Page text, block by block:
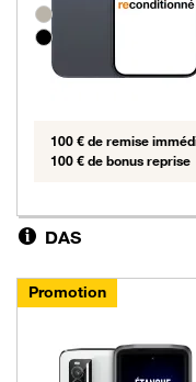
100 € de remise
100 € de bonus reprise
DAS
Promotion